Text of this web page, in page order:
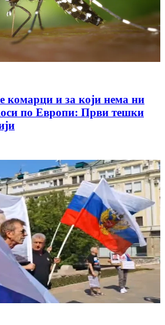
комарци и за који нема ни
по Европи: Први тешки